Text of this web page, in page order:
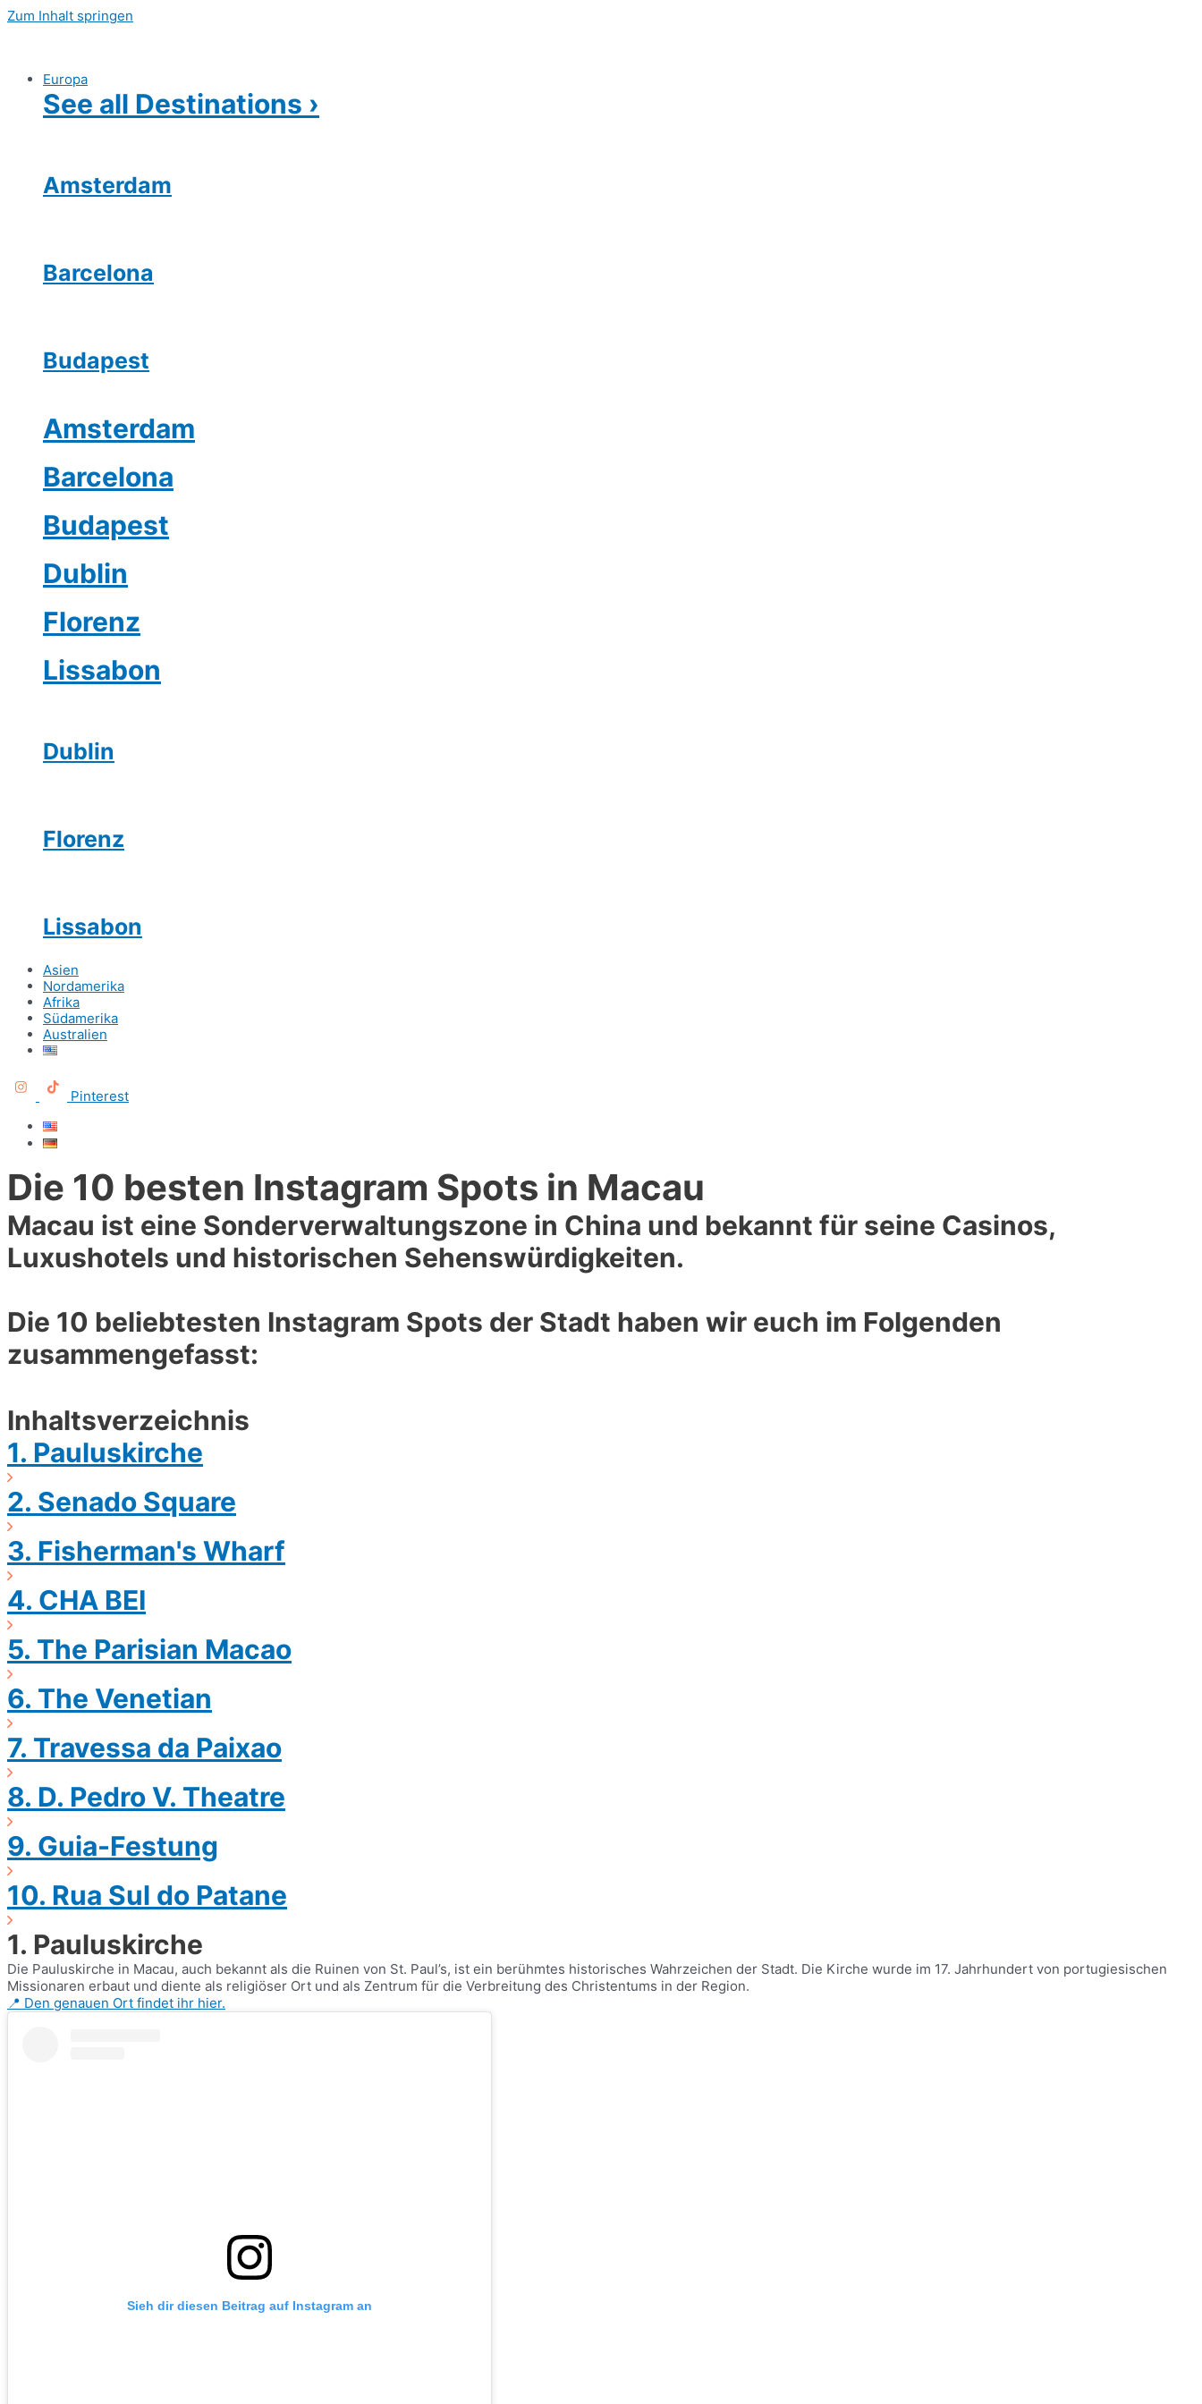
Zum Inhalt springen
Europa
See all Destinations ›
Amsterdam
Barcelona
Budapest
Amsterdam
Barcelona
Budapest
Dublin
Florenz
Lissabon
Dublin
Florenz
Lissabon
Asien
Nordamerika
Afrika
Südamerika
Australien
Pinterest
Die 10 besten Instagram Spots in Macau
Macau ist eine Sonderverwaltungszone in China und bekannt für seine Casinos,
Luxushotels und historischen Sehenswürdigkeiten.
Die 10 beliebtesten Instagram Spots der Stadt haben wir euch im Folgenden
zusammengefasst:
Inhaltsverzeichnis
1. Pauluskirche
2. Senado Square
3. Fisherman's Wharf
4. CHA BEI
5. The Parisian Macao ​
6. The Venetian
7. Travessa da Paixao
8. D. Pedro V. Theatre
9. Guia-Festung
10. Rua Sul do Patane
1. Pauluskirche
Die Pauluskirche in Macau, auch bekannt als die Ruinen von St. Paul’s, ist ein berühmtes historisches Wahrzeichen der Stadt. Die Kirche wurde im 17. Jahrhundert von portugiesischen
Missionaren erbaut und diente als religiöser Ort und als Zentrum für die Verbreitung des Christentums in der Region.
📍 Den genauen Ort findet ihr hier.
Sieh dir diesen Beitrag auf Instagram an